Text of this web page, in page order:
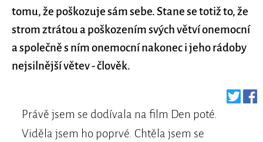
tomu, že poškozuje sám sebe. Stane se totiž to, že
strom ztrátou a poškozením svých větví onemocní
a společně s ním onemocní nakonec i jeho rádoby
nejsilnější větev - člověk.
Právě jsem se dodívala na film Den poté.
Viděla jsem ho poprvé. Chtěla jsem se